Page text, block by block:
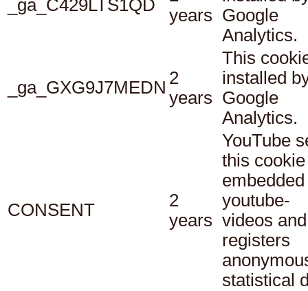
_ga_C429LTS1QD
years Google
Analytics.
_ga_GXG9J7MEDN 2
years
This
installed
Google
Analytics.
CONSENT
2
years
YouTube
this
embedded
youtube-
videos and
registers
statistical